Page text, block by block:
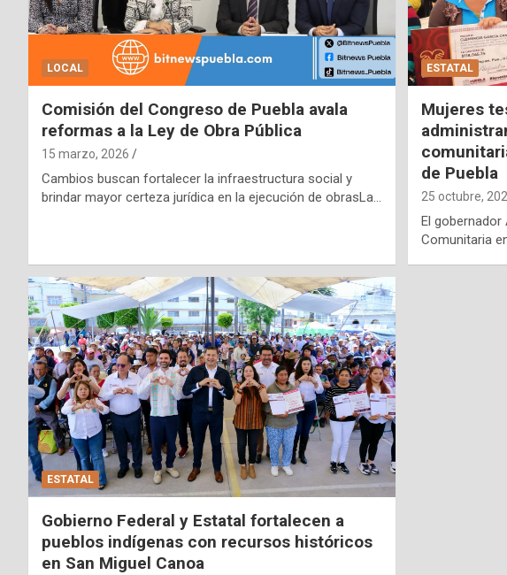
LOCAL
Comisión del Congreso de Puebla avala
reformas a la Ley de Obra Pública
15 marzo, 2026
Cambios buscan fortalecer la infraestructura social y
brindar mayor certeza jurídica en la ejecución de obrasLa…
ESTATAL
Mujeres
de Puebla
25 octubre,
El
Comunitaria
ESTATAL
Gobierno Federal y Estatal fortalecen a
pueblos indígenas con recursos históricos
en San Miguel Canoa